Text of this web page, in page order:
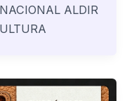
ALDIR